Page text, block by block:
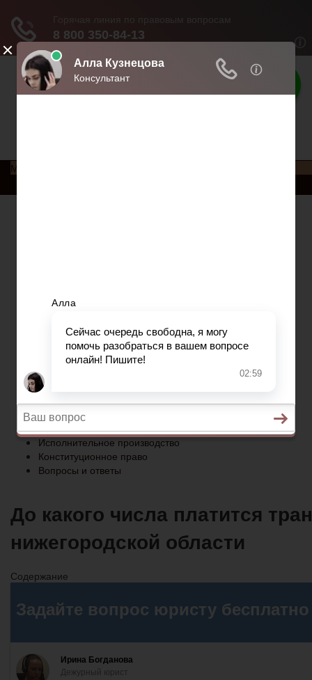
Права россиян
Меню
Исполнительное производство
Конституционное право
Вопросы и ответы
Главная
Социальное обеспечение
Квитанции ЖКХ
Исполнительное производство
Конституционное право
Вопросы и ответы
До какого числа платится
нижегородской области
Содержание